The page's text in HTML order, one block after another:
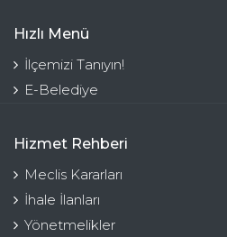
Hızlı Menü
İlçemizi Tanıyın!
E-Belediye
Hizmet Rehberi
Meclis Kararları
İhale İlanları
Yönetmelikler